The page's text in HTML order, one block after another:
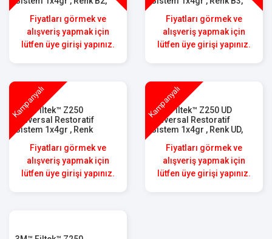
Fiyatları görmek ve
alışveriş yapmak için
lütfen üye girişi yapınız.
Fiyatları görmek ve
alışveriş yapmak için
lütfen üye girişi yapınız.
Kampanyalı
3M™ Filtek™ Z250
Universal Restoratif
Sistem 1x4gr , Renk
Fiyatları görmek ve
alışveriş yapmak için
lütfen üye girişi yapınız.
Kampanyalı
3M™ Filtek™ Z250 UD
Universal Restoratif
Sistem 1x4gr , Renk UD,
Fiyatları görmek ve
alışveriş yapmak için
lütfen üye girişi yapınız.